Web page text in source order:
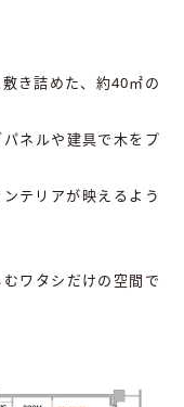
き詰めた、約40㎡の
ネルや建具で木をプ
テリアが映えるよう
ワタシだけの空間で